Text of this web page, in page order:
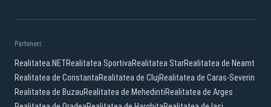
Parteneri:
Realitatea.NETRealitatea SportivaRealitatea StarRealitatea de Neamt
Realitatea de ConstantaRealitatea de ClujRealitatea de Caras-Severin
Realitatea de BuzauRealitatea de MehedintiRealitatea de Arges